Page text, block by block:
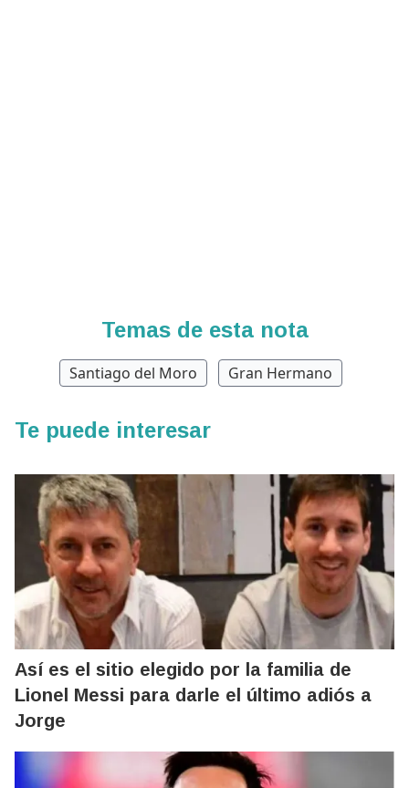
Temas de esta nota
Santiago del Moro Gran Hermano
Te puede interesar
Así es el sitio elegido por la familia de
Lionel Messi para darle el último adiós a
Jorge